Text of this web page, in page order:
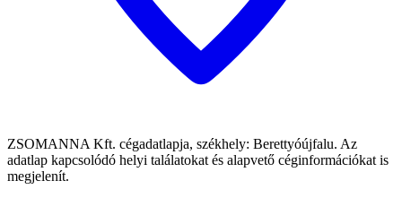
ZSOMANNA Kft. cégadatlapja, székhely: Berettyóújfalu. Az
adatlap kapcsolódó helyi találatokat és alapvető céginformációkat is
megjelenít.